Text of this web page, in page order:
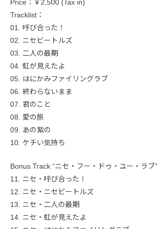
Price：￥2,500 (Tax in)
Tracklist：
01. 呼び合った！
02. ニセビートルズ
03. 二人の最期
04. 虹が見えたよ
05. はにかみファイリングラブ
06. 終わらないまま
07. 君のこと
08. 愛の旅
09. あの紫の
10. ケチい気持ち
Bonus Track “ニセ・フー・ドゥ・ユー・ラブ”
11. ニセ・呼び合った！
12. ニセ・ニセビートルズ
13. ニセ・二人の最期
14. ニセ・虹が見えたよ